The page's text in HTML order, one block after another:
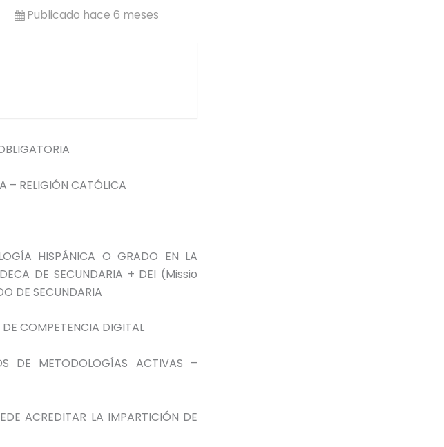
Publicado hace 6 meses
– RELIGIÓN CATÓLICA
HISPÁNICA O GRADO EN LA
DE SECUNDARIA + DEI (Missio
DE SECUNDARIA
COMPETENCIA DIGITAL
METODOLOGÍAS ACTIVAS –
ACREDITAR LA IMPARTICIÓN DE